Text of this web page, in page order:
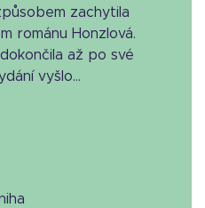
zachytila
románu Honzlová.
až po své
vyšlo...